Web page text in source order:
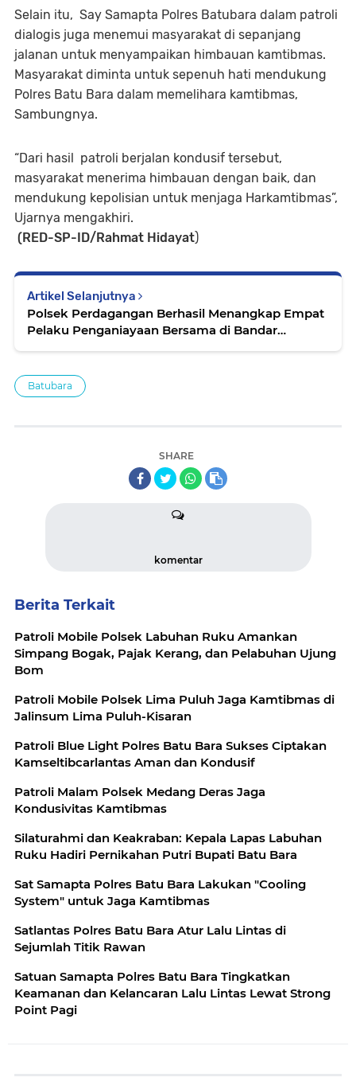
Selain itu, Say Samapta Polres Batubara dalam patroli
dialogis juga menemui masyarakat di sepanjang
jalanan untuk menyampaikan himbauan kamtibmas.
Masyarakat diminta untuk sepenuh hati mendukung
Polres Batu Bara dalam memelihara kamtibmas,
Sambungnya.
“Dari hasil patroli berjalan kondusif tersebut,
masyarakat menerima himbauan dengan baik, dan
mendukung kepolisian untuk menjaga Harkamtibmas”,
Ujarnya mengakhiri.
(RED-SP-ID/Rahmat Hidayat)
Artikel Selanjutnya
Polsek Perdagangan Berhasil Menangkap Empat
Pelaku Penganiayaan Bersama di Bandar
Batubara
SHARE
komentar
Berita Terkait
Patroli Mobile Polsek Labuhan Ruku Amankan
Simpang Bogak, Pajak Kerang, dan Pelabuhan Ujung
Bom
Patroli Mobile Polsek Lima Puluh Jaga Kamtibmas di
Jalinsum Lima Puluh-Kisaran
Patroli Blue Light Polres Batu Bara Sukses Ciptakan
Kamseltibcarlantas Aman dan Kondusif
Patroli Malam Polsek Medang Deras Jaga
Kondusivitas Kamtibmas
Silaturahmi dan Keakraban: Kepala Lapas Labuhan
Ruku Hadiri Pernikahan Putri Bupati Batu Bara
Sat Samapta Polres Batu Bara Lakukan "Cooling
System" untuk Jaga Kamtibmas
Satlantas Polres Batu Bara Atur Lalu Lintas di
Sejumlah Titik Rawan
Satuan Samapta Polres Batu Bara Tingkatkan
Keamanan dan Kelancaran Lalu Lintas Lewat Strong
Point Pagi